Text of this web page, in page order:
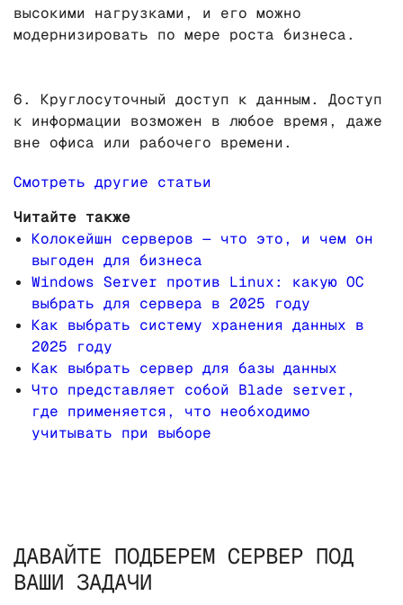
высокими нагрузками, и его можно
модернизировать по мере роста бизнеса.
6. Круглосуточный доступ к данным. Доступ
к информации возможен в любое время, даже
вне офиса или рабочего времени.
Смотреть другие статьи
Читайте также
Колокейшн серверов — что это, и чем он
выгоден для бизнеса
Windows Server против Linux: какую ОС
выбрать для сервера в 2025 году
Как выбрать систему хранения данных в
2025 году
Как выбрать сервер для базы данных
Что представляет собой Blade server,
где применяется, что необходимо
учитывать при выборе
ДАВАЙТЕ ПОДБЕРЕМ СЕРВЕР ПОД
ВАШИ ЗАДАЧИ